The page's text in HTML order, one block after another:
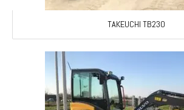
TAKEUCHI TB230